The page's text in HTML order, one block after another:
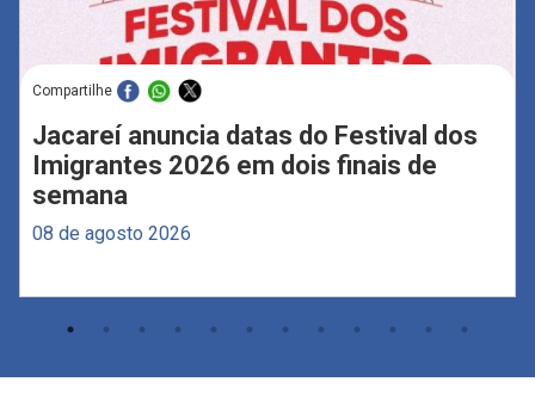
Compartilhe
Jacareí anuncia datas do Festival dos
Imigrantes 2026 em dois finais de
semana
08 de agosto 2026